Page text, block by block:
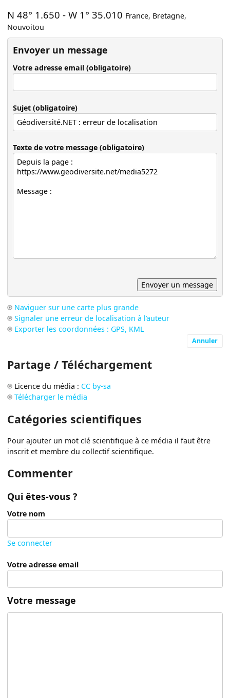
N 48° 1.650 -W 1° 35.010 France, Bretagne,
Nouvoitou
Envoyer un message
Votre adresse email (obligatoire)
Sujet (obligatoire)
Texte de votre message (obligatoire)
Naviguer sur une carte plus grande
Signaler une erreur de localisation à l’auteur
Exporter les coordonnées : GPS, KML
Annuler
Partage / Téléchargement
Licence du média : CC by-sa
Télécharger le média
Catégories scientifiques
Pour ajouter un mot clé scientifique à ce média il faut être
inscrit et membre du collectif scientifique.
Commenter
Qui êtes-vous ?
Votre nom
Se connecter
Votre adresse email
Votre message